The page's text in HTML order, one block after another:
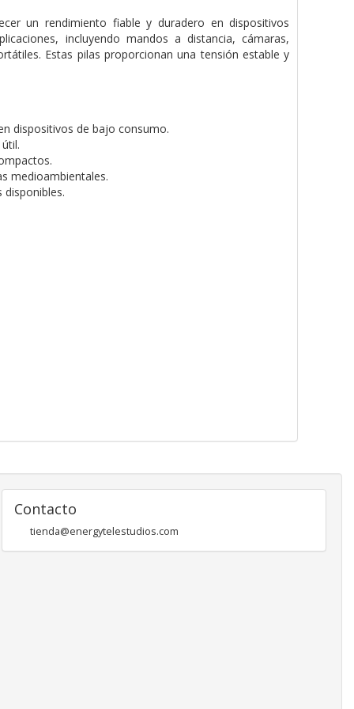
un rendimiento fiable y duradero en dispositivos
incluyendo mandos a distancia, cámaras,
Estas pilas proporcionan una tensión estable y
dispositivos de bajo consumo.
medioambientales.
disponibles.
Contacto
tienda@energytelestudios.com